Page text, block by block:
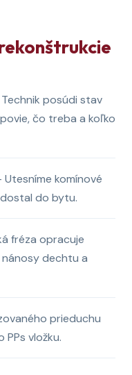
posúdi stav
čo treba a koľko
Utesníme komínové
do bytu.
fréza opracuje
dechtu a
prieduchu
vložku.